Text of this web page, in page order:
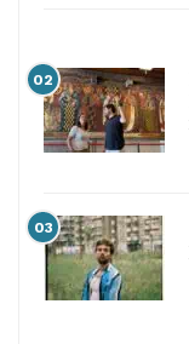
02
03